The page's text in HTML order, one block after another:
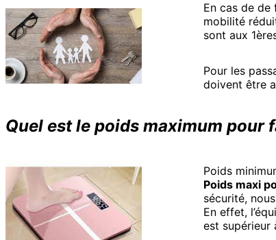
En cas de de
mobilité
sont aux
Pour les
doivent être
Quel est le poids maximum pour
Poids
Poids maxi
sécurité,
En effet,
est supérieur